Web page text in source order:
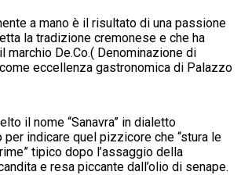
a mano è il risultato di una passione
la tradizione cremonese e che ha
marchio De.Co.( Denominazione di
eccellenza gastronomica di Palazzo
il nome “Sanavra” in dialetto
indicare quel pizzicore che “stura le
tipico dopo l’assaggio della
e resa piccante dall’olio di senape.